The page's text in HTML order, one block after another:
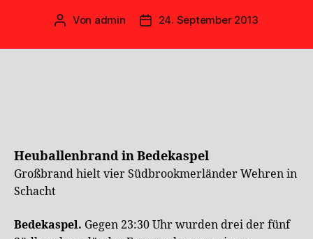
Beitragsautor
Von admin Veröffentlichungsdatum
24. September 2013
Heuballenbrand in Bedekaspel
Großbrand hielt vier Südbrookmerländer Wehren in
Schacht
Bedekaspel. Gegen 23:30 Uhr wurden drei der fünf